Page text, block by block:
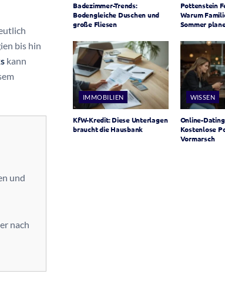
bis hin
kann
und
nach
Badezimmer-Trends:
Bodengleiche Duschen und
große Fliesen
Pottenstein
Warum
Sommer
IMMOBILIEN
KfW-Kredit: Diese Unterlagen
braucht die Hausbank
WISSEN
Online-
Kostenlose
Vormarsch